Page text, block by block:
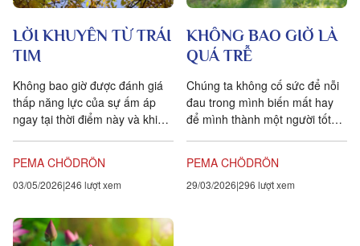
LỜI KHUYÊN TỪ TRÁI
TIM
Không bao giờ được đánh giá
thấp năng lực của sự ấm áp
ngay tại thời điểm này và khi
PEMA CHÖDRÖN
03/05/2026 246 lượt xem
KHÔNG BAO GIỜ LÀ
QUÁ TRỄ
Chúng ta không cố sức để nỗi
đau trong mình biến mất hay
để mình thành một người tốt
PEMA CHÖDRÖN
29/03/2026 296 lượt xem